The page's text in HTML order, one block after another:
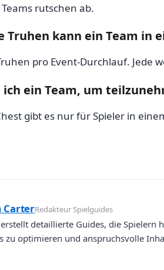
rutschen ab.
Truhen kann ein Team in
pro Event-Durchlauf. Jede
ich ein Team, um
gibt es nur für Spieler in
CarterRedakteur Spielguides
detaillierte Guides, die Spielern
zu optimieren und anspruchsvolle